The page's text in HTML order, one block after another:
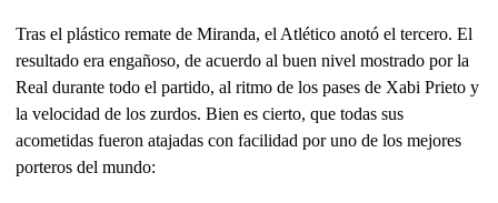
Tras el plástico remate de Miranda, el Atlético anotó el tercero. El
resultado era engañoso, de acuerdo al buen nivel mostrado por la
Real durante todo el partido, al ritmo de los pases de Xabi Prieto y
la velocidad de los zurdos. Bien es cierto, que todas sus
acometidas fueron atajadas con facilidad por uno de los mejores
porteros del mundo: